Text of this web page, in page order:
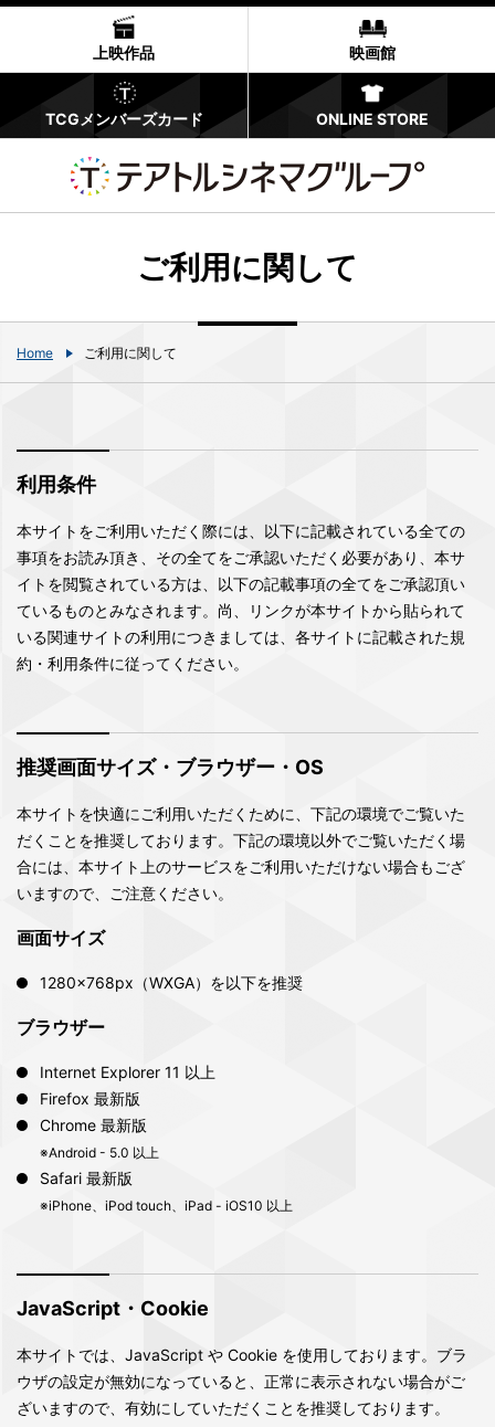
上映作品 映画館
TCGメンバーズカード ONLINE STORE
ご利用に関して
Home ご利用に関して
利用条件
本サイトをご利用いただく際には、以下に記載されている全ての
事項をお読み頂き、その全てをご承認いただく必要があり、本サ
イトを閲覧されている方は、以下の記載事項の全てをご承認頂い
ているものとみなされます。尚、リンクが本サイトから貼られて
いる関連サイトの利用につきましては、各サイトに記載された規
約・利用条件に従ってください。
推奨画面サイズ・ブラウザー・OS
本サイトを快適にご利用いただくために、下記の環境でご覧いた
だくことを推奨しております。下記の環境以外でご覧いただく場
合には、本サイト上のサービスをご利用いただけない場合もござ
いますので、ご注意ください。
画面サイズ
1280×768px（WXGA）を以下を推奨
ブラウザー
Internet Explorer 11 以上
Firefox 最新版
Chrome 最新版
※Android - 5.0 以上
Safari 最新版
※iPhone、iPod touch、iPad - iOS10 以上
JavaScript・Cookie
本サイトでは、JavaScript や Cookie を使用しております。ブラ
ウザの設定が無効になっていると、正常に表示されない場合がご
ざいますので、有効にしていただくことを推奨しております。